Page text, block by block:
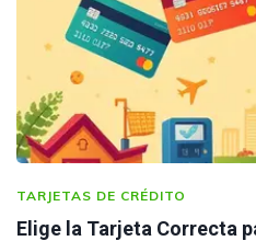
TARJETAS DE CRÉDITO
Elige la Tarjeta Correcta